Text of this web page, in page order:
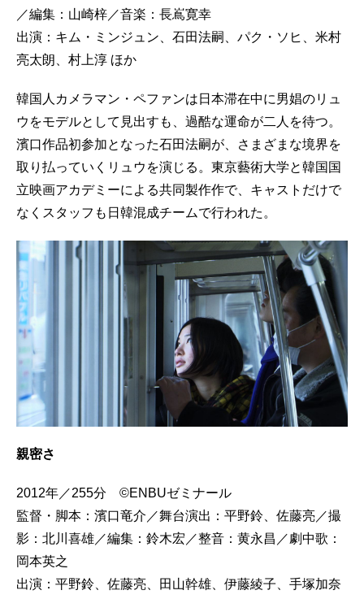
／編集：山崎梓／音楽：長嶌寛幸
出演：キム・ミンジュン、石田法嗣、パク・ソヒ、米村
亮太朗、村上淳 ほか
韓国人カメラマン・ペファンは日本滞在中に男娼のリュ
ウをモデルとして見出すも、過酷な運命が二人を待つ。
濱口作品初参加となった石田法嗣が、さまざまな境界を
取り払っていくリュウを演じる。東京藝術大学と韓国国
立映画アカデミーによる共同製作作で、キャストだけで
なくスタッフも日韓混成チームで行われた。
親密さ
2012年／255分 ©ENBUゼミナール
監督・脚本：濱口竜介／舞台演出：平野鈴、佐藤亮／撮
影：北川喜雄／編集：鈴木宏／整音：黄永昌／劇中歌：
岡本英之
出演：平野鈴、佐藤亮、田山幹雄、伊藤綾子、手塚加奈